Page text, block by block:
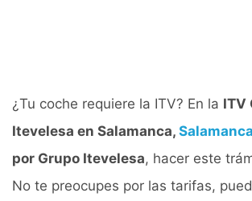
¿Tu coche requiere la ITV? En la ITV
Itevelesa en Salamanca, Salamanca
por Grupo Itevelesa, hacer este
No te preocupes por las tarifas,